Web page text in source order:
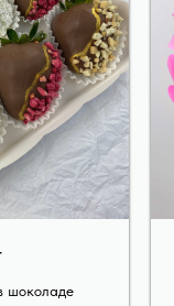
шоколаде